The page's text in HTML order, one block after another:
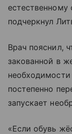
подчеркнул
Врач пояснил,
закованной в
постепенно
запускает
«Если обувь